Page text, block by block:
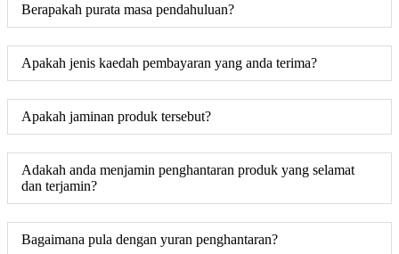
Berapakah purata masa pendahuluan?
Apakah jenis kaedah pembayaran yang anda terima?
Apakah jaminan produk tersebut?
Adakah anda menjamin penghantaran produk yang selamat
dan terjamin?
Bagaimana pula dengan yuran penghantaran?